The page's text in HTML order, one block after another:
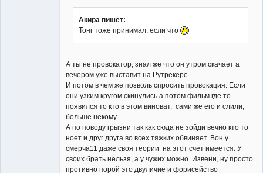
Акира пишет:
Тонг тоже принимал, если что
А ты не провокатор, знал же что он утром скачает а
вечером уже выставит на Рутрекере.
И потом в чем же позволь спросить провокация. Если
они узким кругом скинулись а потом фильм где то
появился то кто в этом виноват, сами же его и слили,
больше некому.
А по поводу грызни так как сюда не зойди вечно кто то
ноет и друг друга во всех тяжких обвиняет. Вон у
смерча11 даже своя теории на этот счет имеется. У
своих брать нельзя, а у чужих можно. Извени, ну просто
противно порой это двуличие и форисейство